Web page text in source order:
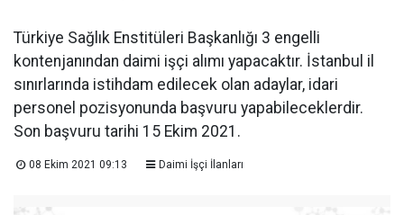
Türkiye Sağlık Enstitüleri Başkanlığı 3 engelli
kontenjanından daimi işçi alımı yapacaktır. İstanbul il
sınırlarında istihdam edilecek olan adaylar, idari
personel pozisyonunda başvuru yapabileceklerdir.
Son başvuru tarihi 15 Ekim 2021.
08 Ekim 2021 09:13 Daimi İşçi İlanları